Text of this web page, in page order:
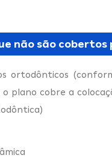
não são cobertos
ortodônticos
plano cobre a